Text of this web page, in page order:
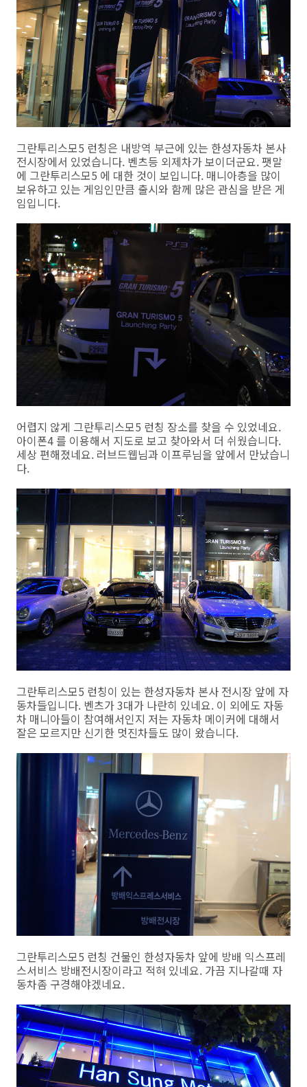
그란투리스모5 런칭은 내방역 부근에 있는 한성자동차 본사
전시장에서 있었습니다. 벤츠등 외제차가 보이더군요. 팻말
에 그란투리스모5 에 대한 것이 보입니다. 매니아층을 많이
보유하고 있는 게임인만큼 출시와 함께 많은 관심을 받은 게
임입니다.
어렵지 않게 그란투리스모5 런칭 장소를 찾을 수 있었네요.
아이폰4 를 이용해서 지도로 보고 찾아와서 더 쉬웠습니다.
세상 편해졌네요. 러브드웹님과 이프루님을 앞에서 만났습니
다.
그란투리스모5 런칭이 있는 한성자동차 본사 전시장 앞에 자
동차들입니다. 벤츠가 3대가 나란히 있네요. 이 외에도 자동
차 매니아들이 참여해서인지 저는 자동차 메이커에 대해서
잘은 모르지만 신기한 멋진차들도 많이 왔습니다.
그란투리스모5 런칭 건물인 한성자동차 앞에 방배 익스프레
스서비스 방배전시장이라고 적혀 있네요. 가끔 지나갈때 자
동차좀 구경해야겠네요.